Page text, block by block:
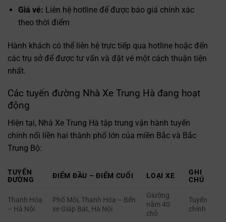
Giá vé: Liên hệ hotline để được báo giá chính xác
theo thời điểm
Hành khách có thể liên hệ trực tiếp qua hotline hoặc đến
các trụ sở để được tư vấn và đặt vé một cách thuận tiện
nhất.
Các tuyến đường Nhà Xe Trung Hà đang hoạt
động
Hiện tại, Nhà Xe Trung Hà tập trung vận hành tuyến
chính nối liền hai thành phố lớn của miền Bắc và Bắc
Trung Bộ:
TUYẾN
ĐƯỜNG
ĐIỂM ĐẦU – ĐIỂM CUỐI LOẠI XE
GHI
CHÚ
Thanh Hóa
– Hà Nội
Phố Môi, Thanh Hóa – Bến
xe Giáp Bát, Hà Nội
Giường
nằm 40
chỗ
Tuyến
chính